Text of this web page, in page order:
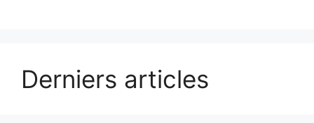
Derniers articles